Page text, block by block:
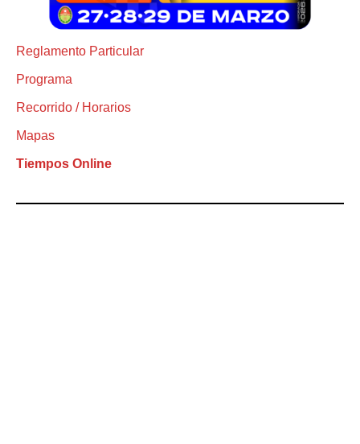
Reglamento Particular
Programa
Recorrido / Horarios
Mapas
Tiempos Online